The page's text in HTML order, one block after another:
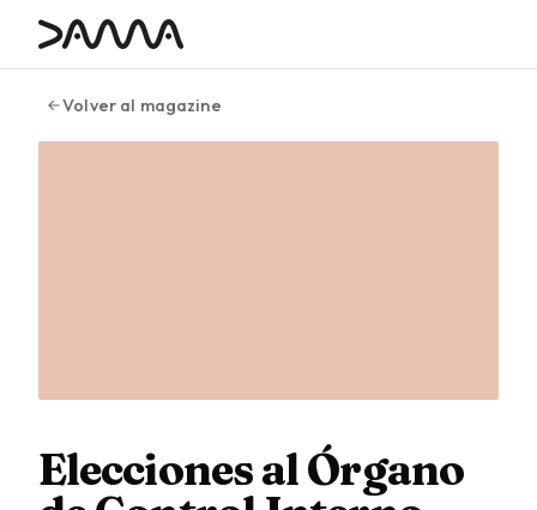
contenido
Volver al magazine
Elecciones al Órgano